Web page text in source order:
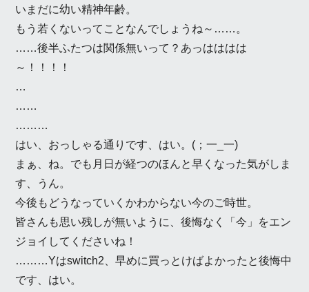
いまだに幼い精神年齢。
もう若くないってことなんでしょうね～……。
……後半ふたつは関係無いって？あっはははは
～！！！！
…
……
………
はい、おっしゃる通りです、はい。(；一_一)
まぁ、ね。でも月日が経つのほんと早くなった気がしま
す、うん。
今後もどうなっていくかわからない今のご時世。
皆さんも思い残しが無いように、後悔なく「今」をエン
ジョイしてくださいね！
………Yはswitch2、早めに買っとけばよかったと後悔中
です、はい。